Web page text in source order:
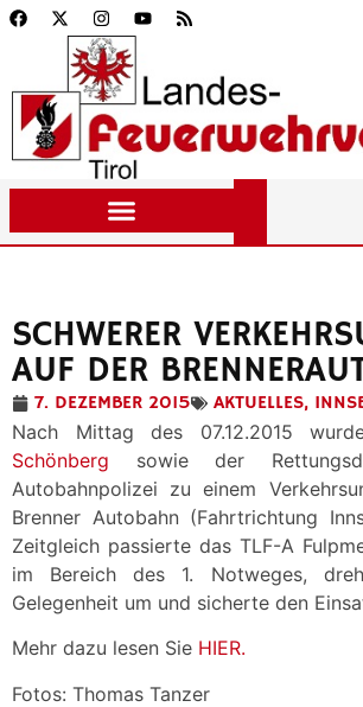
SCHWERER
AUF DER
7. DEZEMBER 2015 AKTUELLES,
Nach Mittag des 07.12.2015
Schönberg sowie der
Autobahnpolizei zu einem
Brenner Autobahn (Fahrtrichtung
Zeitgleich passierte das TLF-A
im Bereich des 1. Notweges,
Gelegenheit um und sicherte den
Mehr dazu lesen Sie HIER.
Fotos: Thomas Tanzer